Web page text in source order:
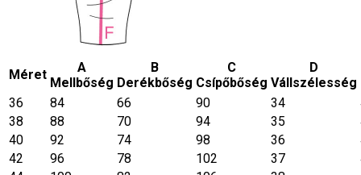
Méret
A
Mellbőség
B
Derékbőség
C
Csípőbőség
D
Vállszélesség
36
84 66 90 34
38
88 70 94 35
40
92 74 98 36
42
96 78 102 37